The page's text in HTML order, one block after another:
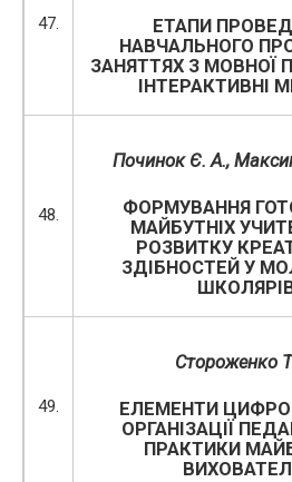
47.
ЕТАПИ
НАВЧАЛЬНОГО
ЗАНЯТТЯХ З МОВНОЇ
ІНТЕРАКТИВНІ
48.
Починок Є. А.,
ФОРМУВАННЯ
МАЙБУТНІХ
РОЗВИТКУ
ЗДІБНОСТЕЙ У
49.
Стороженко
ЕЛЕМЕНТИ
ОРГАНІЗАЦІЇ
ПРАКТИКИ